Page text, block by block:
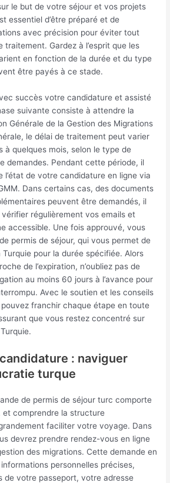
le but de votre séjour et vos projets
essentiel d’être préparé et de
avec précision pour éviter tout
traitement. Gardez à l’esprit que les
en fonction de la durée et du type
être payés à ce stade.
succès votre candidature et assisté
suivante consiste à attendre la
Générale de la Gestion des Migrations
le délai de traitement peut varier
à quelques mois, selon le type de
demandes. Pendant cette période, il
l’état de votre candidature en ligne via
Dans certains cas, des documents
peuvent être demandés, il
régulièrement vos emails et
accessible. Une fois approuvé, vous
permis de séjour, qui vous permet de
pour la durée spécifiée. Alors
de l’expiration, n’oubliez pas de
au moins 60 jours à l’avance pour
Avec le soutien et les conseils
franchir chaque étape en toute
que vous restez concentré sur
: naviguer
turque
de permis de séjour turc comporte
et comprendre la structure
faciliter votre voyage. Dans
devrez prendre rendez-vous en ligne
des migrations. Cette demande en
personnelles précises,
de votre passeport, votre adresse